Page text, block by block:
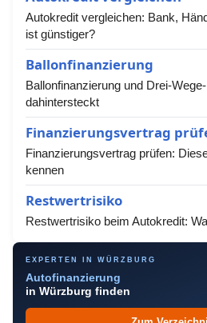
Autokredit vergleichen: Bank,
ist günstiger?
Ballonfinanzierung
Ballonfinanzierung und Drei-
dahintersteckt
Finanzierungsvertrag
Finanzierungsvertrag prüfen:
kennen
Restwertrisiko
Restwertrisiko beim Autokredit:
EXPERTEN IN WÜRZBURG
Autofinanzierung
in Würzburg finden